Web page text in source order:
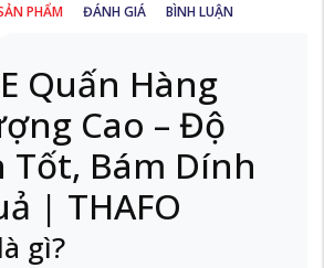
PHẨM ĐÁNH GIÁ BÌNH LUẬN
Quấn Hàng
Cao – Độ
Tốt, Bám Dính
| THAFO
gì?